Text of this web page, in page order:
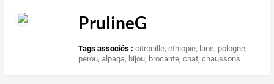
PrulineG
Tags associés : citronille,ethiopie, laos, pologne,
perou,alpaga, bijou, brocante,chat,chaussons